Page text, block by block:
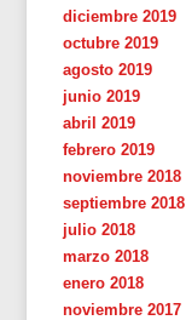
diciembre 2019
octubre 2019
agosto 2019
junio 2019
abril 2019
febrero 2019
noviembre 2018
septiembre 2018
julio 2018
marzo 2018
enero 2018
noviembre 2017